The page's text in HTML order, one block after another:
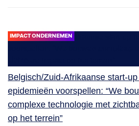
IMPACT ONDERNEMEN
Belgisch/Zuid-Afrikaanse start-
epidemieën voorspellen: “We
complexe technologie met
op het terrein”